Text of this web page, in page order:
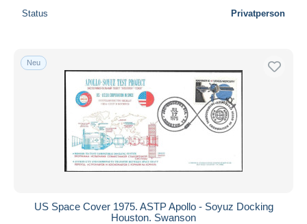
Status Privatperson
Neu
US Space Cover 1975. ASTP Apollo - Soyuz Docking
Houston. Swanson